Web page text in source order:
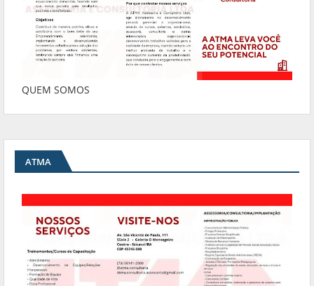
QUEM SOMOS
ATMA